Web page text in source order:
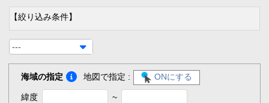
【絞り込み条件】
---
海域の指定 地図で指定 : ONにする
緯度 ~